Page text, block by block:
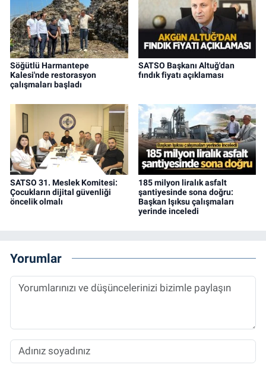
Söğütlü Harmantepe
Kalesi'nde restorasyon
çalışmaları başladı
SATSO Başkanı Altuğ'dan
fındık fiyatı açıklaması
SATSO 31. Meslek Komitesi:
Çocukların dijital güvenliği
öncelik olmalı
185 milyon liralık asfalt
şantiyesinde sona doğru:
Başkan Işıksu çalışmaları
yerinde inceledi
Yorumlar